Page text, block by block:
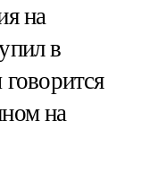
на
в
на